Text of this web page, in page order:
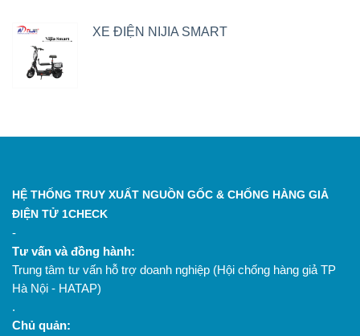
XE ĐIỆN NIJIA SMART
HỆ THỐNG TRUY XUẤT NGUỒN GỐC & CHỐNG HÀNG GIẢ
ĐIỆN TỬ 1CHECK
-
Tư vấn và đồng hành:
Trung tâm tư vấn hỗ trợ doanh nghiệp (Hội chống hàng giả TP
Hà Nội - HATAP)
.
Chủ quản: